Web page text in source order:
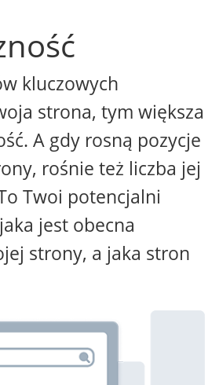
kluczowych
strona, tym większa
A gdy rosną pozycje
rośnie też liczba jej
Twoi potencjalni
jest obecna
strony, a jaka stron